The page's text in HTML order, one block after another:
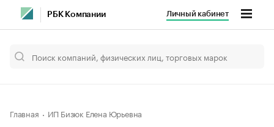
РБК Компании Личный кабинет
Главная ИП Бизюк Елена Юрьевна